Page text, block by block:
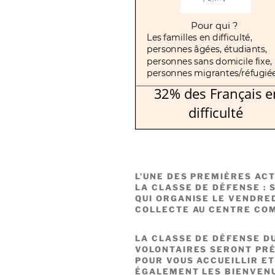
L’UNE DES PREMIÈRES
LA CLASSE DE DÉFENSE :
QUI ORGANISE LE
COLLECTE AU CENTRE
LA CLASSE DE DÉFENSE
VOLONTAIRES SERONT
POUR VOUS ACCUEILLIR
ÉGALEMENT LES